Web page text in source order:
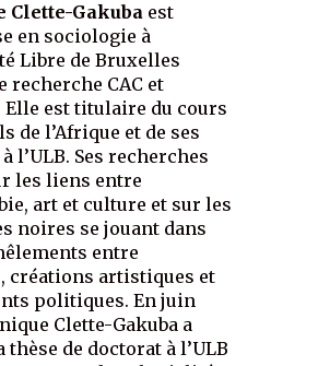
Clette-Gakuba est
en sociologie à
Libre de Bruxelles
recherche CAC et
Elle est titulaire du cours
de l’Afrique et de ses
l’ULB. Ses recherches
les liens entre
art et culture et sur les
noires se jouant dans
entre
créations artistiques et
politiques. En juin
Clette-Gakuba a
thèse de doctorat à l’ULB